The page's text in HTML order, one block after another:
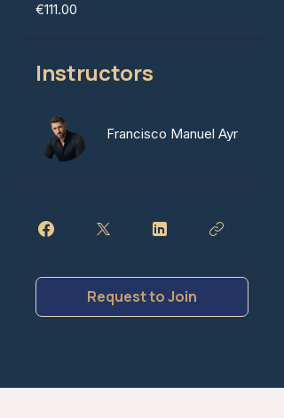
€111.00
Instructors
Francisco Manuel Ayr
Request to Join